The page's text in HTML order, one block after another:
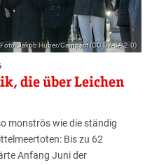
Foto: Jakob Huber/Campact (CC BY-SA 2.0)
die über Leichen
monströs wie die ständig
Bis zu 62
Anfang Juni der